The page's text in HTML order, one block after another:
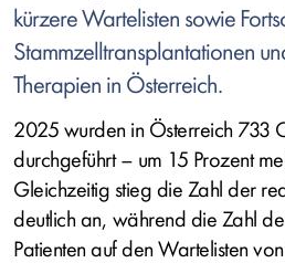
kürzere Wartelisten sowie
Stammzelltransplantationen
Therapien in Österreich.
2025 wurden in Österreich 733
durchgeführt – um 15 Prozent
Gleichzeitig stieg die Zahl der
deutlich an, während die Zahl
Patienten auf den Wartelisten